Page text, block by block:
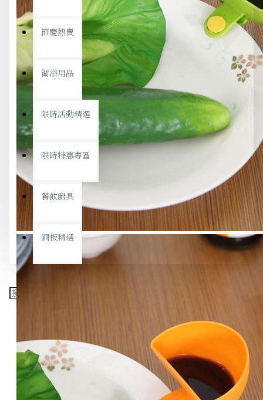
節慶熱賣
衛浴用品
限時活動精選
限時特惠專區
餐飲廚具
銅板精選